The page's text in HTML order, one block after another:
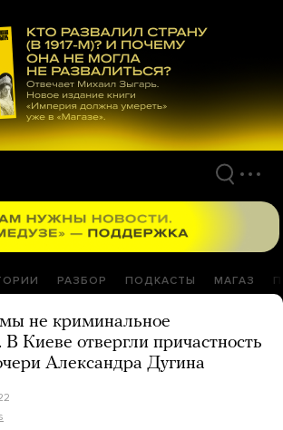
РАЗБОР ПОДКАСТЫ МАГАЗ
не криминальное
В Киеве отвергли причастность
Александра Дугина